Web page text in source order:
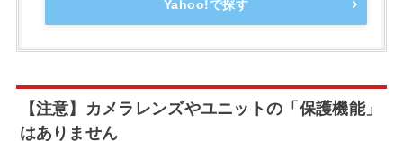
Yahoo!で探す
【注意】カメラレンズやユニットの「保護機能」
はありません